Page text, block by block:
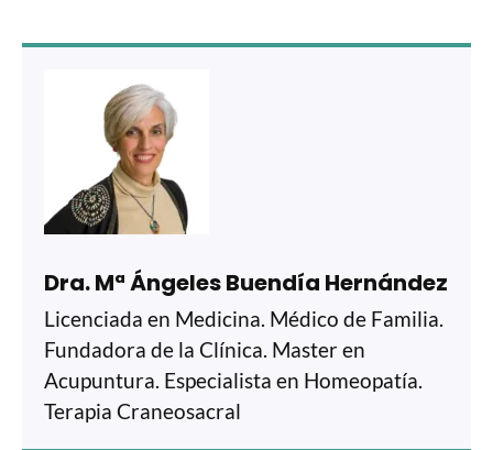
Dra. Mª Ángeles Buendía Hernández
Licenciada en Medicina. Médico de Familia.
Fundadora de la Clínica. Master en
Acupuntura. Especialista en Homeopatía.
Terapia Craneosacral